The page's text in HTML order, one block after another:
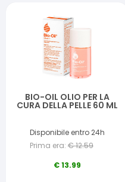
BIO-OIL OLIO PER LA
CURA DELLA PELLE 60 ML
Disponibile entro 24h
Prima era: €12.59
€13.99